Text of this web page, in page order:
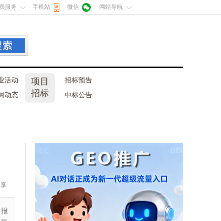
服务 手机站 微信 网站导航
活动
动态
项目
招标
招标预告
中标公告